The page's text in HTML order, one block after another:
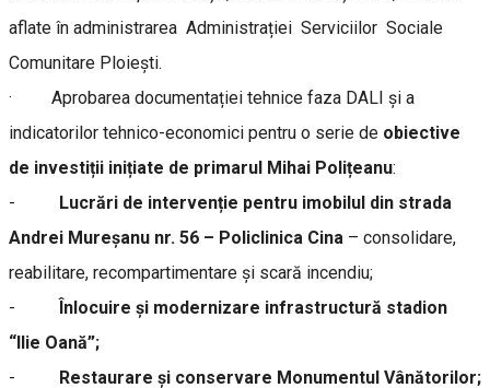
aflate în administrarea Administrației Serviciilor Sociale
Comunitare Ploiești.
· Aprobarea documentației tehnice faza DALI și a
indicatorilor tehnico-economici pentru o serie de obiective
de investiții inițiate de primarul Mihai Polițeanu:
- Lucrări de intervenție pentru imobilul din strada
Andrei Mureșanu nr. 56 – Policlinica Cina – consolidare,
reabilitare, recompartimentare și scară incendiu;
- Înlocuire și modernizare infrastructură stadion
“Ilie Oană”;
- Restaurare și conservare Monumentul Vânătorilor;